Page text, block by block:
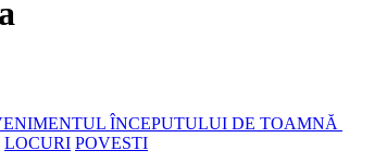
LOCURI POVESTI